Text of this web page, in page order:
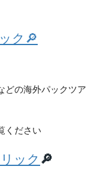
ク🔎
どの海外パックツア
ください
ック 🔎